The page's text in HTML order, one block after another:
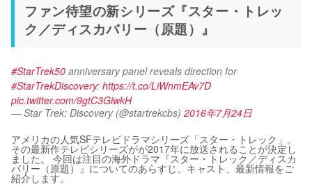
ファン待望の新シリーズ『スター・トレッ
ク／ディスカバリー（原題）』
#StarTrek50
anniversary panel reveals direction for
#StarTrekDiscovery: https://t.co/LiWnmEAv7D
pic.twitter.com/9gtC3GiwkH
— Star Trek: Discovery (@startrekcbs) 2016年7月24日
アメリカの人気SFテレビドラマシリーズ「スター・トレック」。
その最新作テレビシリーズがが2017年に放送されることが決定し
ました。 今回は注目の海外ドラマ『スター・トレック／ディスカ
バリー（原題）』についてのあらすじ、キャスト、最新情報をご
紹介します。